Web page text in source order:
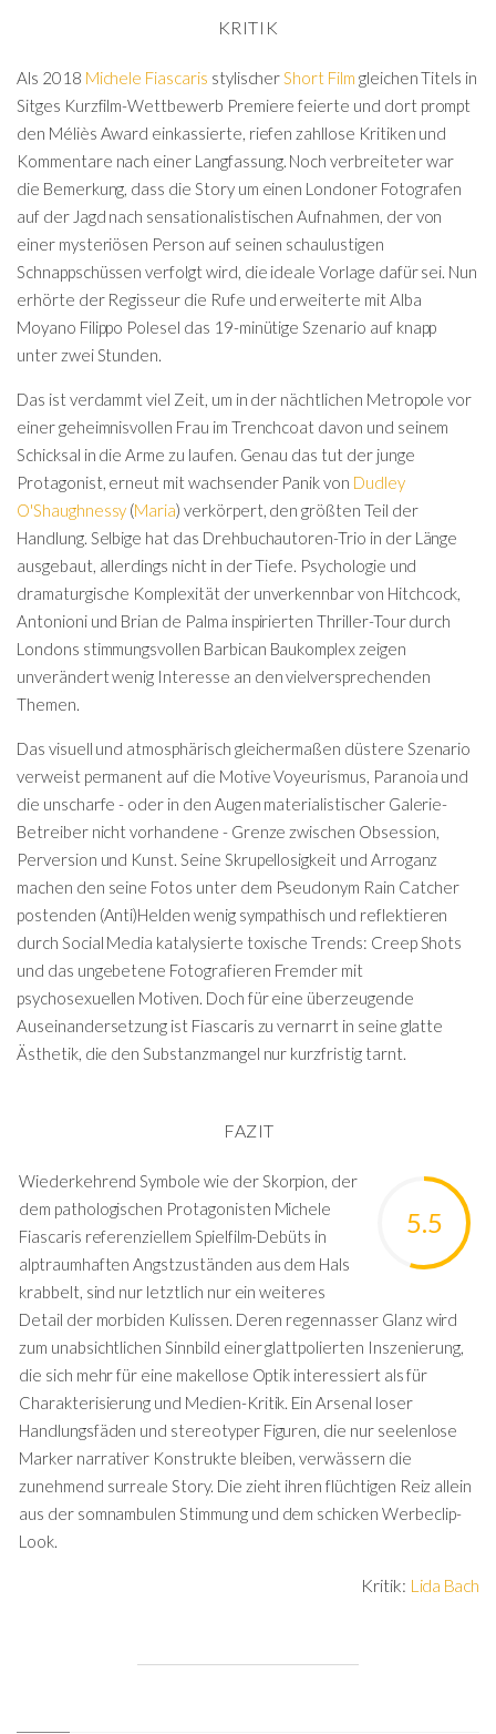
KRITIK
Als 2018 Michele Fiascaris stylischer Short Film gleichen Titels in
Sitges Kurzfilm-Wettbewerb Premiere feierte und dort prompt
den Méliès Award einkassierte, riefen zahllose Kritiken und
Kommentare nach einer Langfassung. Noch verbreiteter war
die Bemerkung, dass die Story um einen Londoner Fotografen
auf der Jagd nach sensationalistischen Aufnahmen, der von
einer mysteriösen Person auf seinen schaulustigen
Schnappschüssen verfolgt wird, die ideale Vorlage dafür sei. Nun
erhörte der Regisseur die Rufe und erweiterte mit Alba
Moyano Filippo Polesel das 19-minütige Szenario auf knapp
unter zwei Stunden.
Das ist verdammt viel Zeit, um in der nächtlichen Metropole vor
einer geheimnisvollen Frau im Trenchcoat davon und seinem
Schicksal in die Arme zu laufen. Genau das tut der junge
Protagonist, erneut mit wachsender Panik von Dudley
O'Shaughnessy (Maria) verkörpert, den größten Teil der
Handlung. Selbige hat das Drehbuchautoren-Trio in der Länge
ausgebaut, allerdings nicht in der Tiefe. Psychologie und
dramaturgische Komplexität der unverkennbar von Hitchcock,
Antonioni und Brian de Palma inspirierten Thriller-Tour durch
Londons stimmungsvollen Barbican Baukomplex zeigen
unverändert wenig Interesse an den vielversprechenden
Themen.
Das visuell und atmosphärisch gleichermaßen düstere Szenario
verweist permanent auf die Motive Voyeurismus, Paranoia und
die unscharfe - oder in den Augen materialistischer Galerie-
Betreiber nicht vorhandene - Grenze zwischen Obsession,
Perversion und Kunst. Seine Skrupellosigkeit und Arroganz
machen den seine Fotos unter dem Pseudonym Rain Catcher
postenden (Anti)Helden wenig sympathisch und reflektieren
durch Social Media katalysierte toxische Trends: Creep Shots
und das ungebetene Fotografieren Fremder mit
psychosexuellen Motiven. Doch für eine überzeugende
Auseinandersetzung ist Fiascaris zu vernarrt in seine glatte
Ästhetik, die den Substanzmangel nur kurzfristig tarnt.
FAZIT
5.5
Wiederkehrend Symbole wie der Skorpion, der
dem pathologischen Protagonisten Michele
Fiascaris referenziellem Spielfilm-Debüts in
alptraumhaften Angstzuständen aus dem Hals
krabbelt, sind nur letztlich nur ein weiteres
Detail der morbiden Kulissen. Deren regennasser Glanz wird
zum unabsichtlichen Sinnbild einer glattpolierten Inszenierung,
die sich mehr für eine makellose Optik interessiert als für
Charakterisierung und Medien-Kritik. Ein Arsenal loser
Handlungsfäden und stereotyper Figuren, die nur seelenlose
Marker narrativer Konstrukte bleiben, verwässern die
zunehmend surreale Story. Die zieht ihren flüchtigen Reiz allein
aus der somnambulen Stimmung und dem schicken Werbeclip-
Look.
Kritik: Lida Bach